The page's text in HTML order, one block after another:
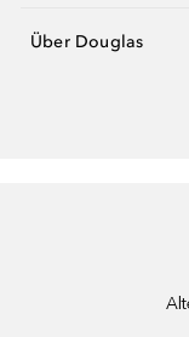
Über Douglas